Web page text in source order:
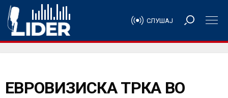
СЛУШАЈ
ЕВРОВИЗИСКА ТРКА ВО